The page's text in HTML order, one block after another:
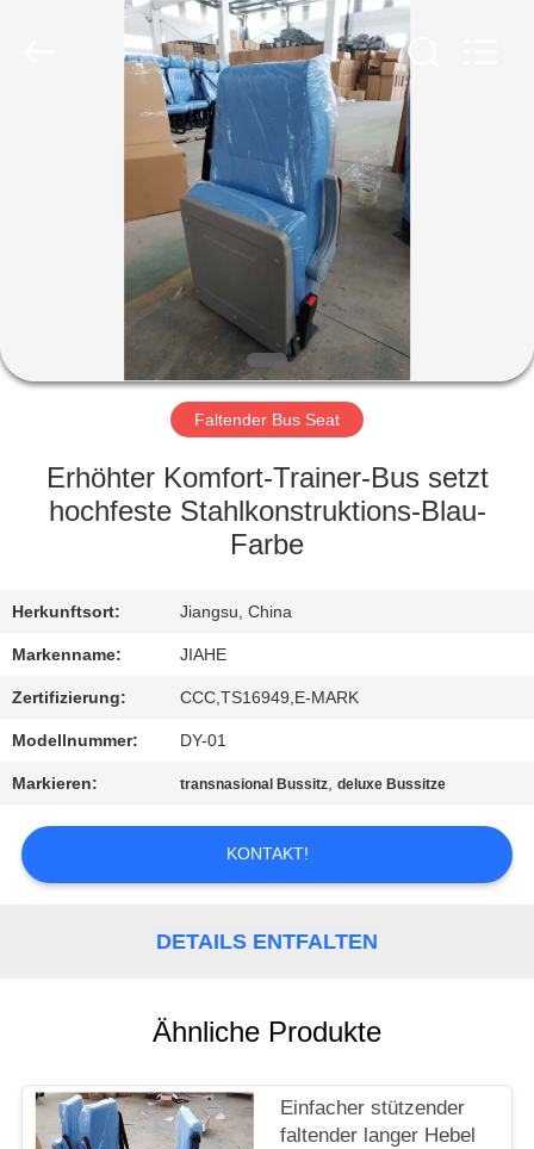
PRODUKTE
FABRIK-
QUALITÄTSKONTROLLE
SIE
MIT
UNS
IN
VERBINDUNG
NACHRICHTEN
PRIVACY
POLICY
Faltender Bus Seat
Erhöhter Komfort-Trainer-Bus setzt
hochfeste Stahlkonstruktions-Blau-
Farbe
Herkunftsort: Jiangsu, China
Markenname: JIAHE
Zertifizierung: CCC,TS16949,E-MARK
Modellnummer: DY-01
Markieren: transnasional Bussitz,deluxe Bussitze
KONTAKT!
DETAILS ENTFALTEN
Ähnliche Produkte
Einfacher stützender
faltender langer Hebel